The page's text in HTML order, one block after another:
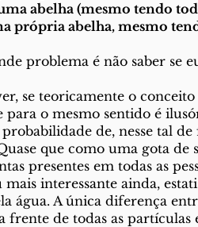
abelha (mesmo tendo
própria abelha, mesmo
problema é não saber se
se teoricamente o
para o mesmo sentido é
de, nesse tal
que como uma gota de
presentes em todas as
interessante ainda,
água. A única diferença
frente de todas as partículas